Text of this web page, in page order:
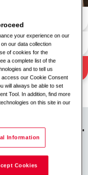
ключових слів/
пошуку.
вакансії
і ми
your experience on our
our data collection
of cookies for the
a complete list of the
and to tell us
our Cookie Consent
will always be able to set
Tool. In addition, find more
on this site in our
Information
Cookies